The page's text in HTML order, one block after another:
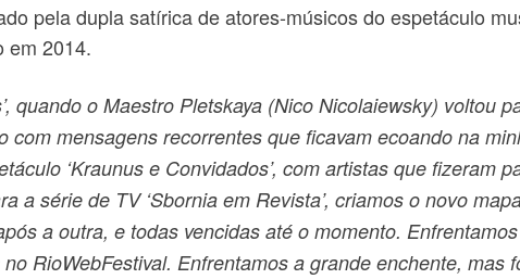
pela dupla satírica de atores-músicos do espetáculo
em 2014.
quando o Maestro Pletskaya (Nico Nicolaiewsky) voltou
mensagens recorrentes que ficavam ecoando na
‘Kraunus e Convidados’, com artistas que fizeram
série de TV ‘Sbornia em Revista’, criamos o novo
a outra, e todas vencidas até o momento.
RioWebFestival. Enfrentamos a grande enchente, mas